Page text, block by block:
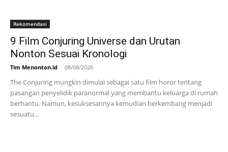
Rekomendasi
9 Film Conjuring Universe dan Urutan
Nonton Sesuai Kronologi
Tim Menonton.id - 08/08/2026
The Conjuring mungkin dimulai sebagai satu film horor tentang
pasangan penyelidik paranormal yang membantu keluarga di rumah
berhantu. Namun, kesuksesannya kemudian berkembang menjadi
sesuatu...